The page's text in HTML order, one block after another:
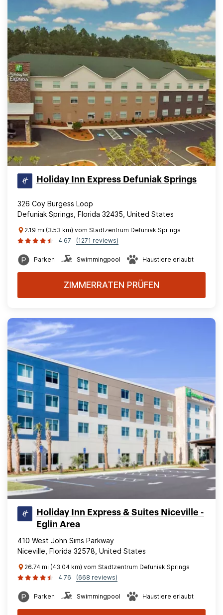
Holiday Inn Express Defuniak Springs
326 Coy Burgess Loop
Defuniak Springs, Florida 32435, United States
2.19 mi (3.53 km) vom Stadtzentrum Defuniak Springs
4.67
(1271 reviews)
Parken Swimmingpool Haustiere erlaubt
ZIMMERRATEN PRÜFEN
Holiday Inn Express & Suites Niceville -
Eglin Area
410 West John Sims Parkway
Niceville, Florida 32578, United States
26.74 mi (43.04 km) vom Stadtzentrum Defuniak Springs
4.76
(668 reviews)
Parken Swimmingpool Haustiere erlaubt